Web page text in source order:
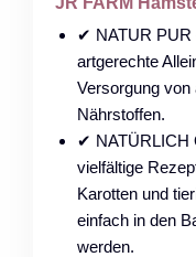
✔ NATUR PUR
artgerechte
Versorgung
Nährstoffen.
✔ NATÜRLICH
vielfältige
Karotten und
einfach in den
werden.